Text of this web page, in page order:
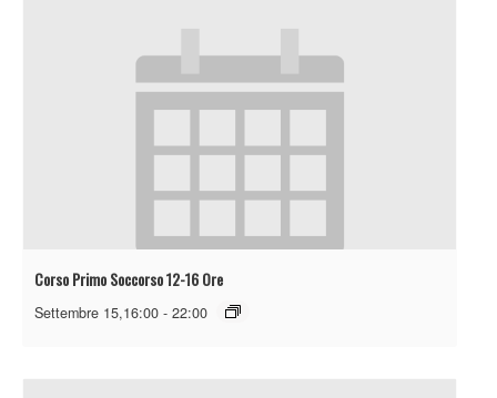
Corso Primo Soccorso 12-16 Ore
Settembre 15,16:00 - 22:00